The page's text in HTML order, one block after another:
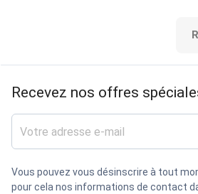
Recevez nos offres
Vous pouvez vous désinscrire à tout
pour cela nos informations de contact